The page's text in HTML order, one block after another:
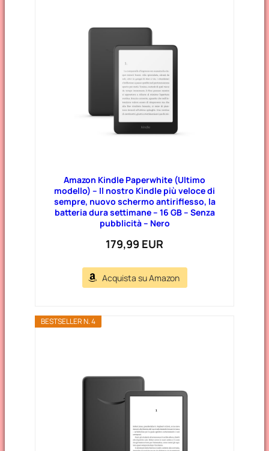
Amazon Kindle Paperwhite (Ultimo
modello) – Il nostro Kindle più veloce di
sempre, nuovo schermo antiriflesso, la
batteria dura settimane – 16 GB – Senza
pubblicità – Nero
179,99 EUR
Acquista su Amazon
BESTSELLER N. 4